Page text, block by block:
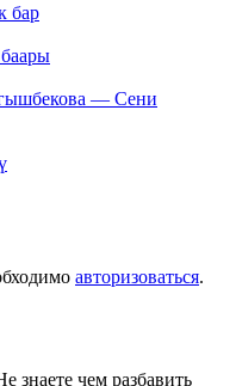
бар
— Сени
авторизоваться.
знаете чем разбавить